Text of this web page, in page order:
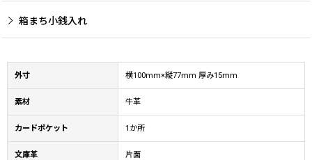
箱まち小銭入れ
外寸 横100mm×縦77mm 厚み15mm
素材 牛革
カードポケット 1か所
文庫革 片面